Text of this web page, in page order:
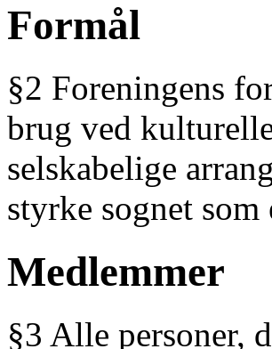
Formål
§2 Foreningens
brug ved
selskabelige
styrke sognet
Medlemmer
§3 Alle personer,